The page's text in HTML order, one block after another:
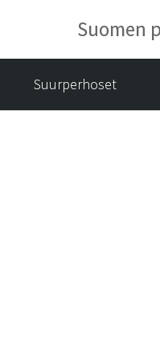
Suomen
Suurperhoset